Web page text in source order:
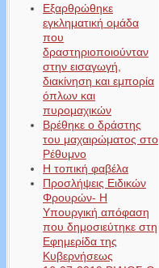
Εξαρθρώθηκε
εγκληματική ομάδα
που
δραστηριοποιούνταν
στην εισαγωγή,
διακίνηση και εμπορία
όπλων και
πυρομαχικών
Βρέθηκε ο δράστης
του μαχαιρώματος στο
Ρέθυμνο
Η τοπική φαβέλα
Προσλήψεις Ειδικών
Φρουρών- Η
Υπουργική απόφαση
που δημοσιεύτηκε στη
Εφημερίδα της
Κυβερνήσεως